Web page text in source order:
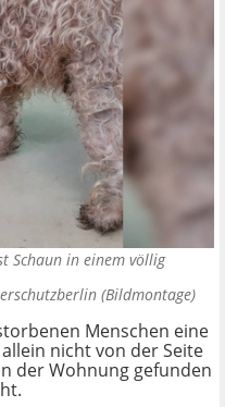
Schaun in einem völlig
(Bildmontage)
Menschen eine
nicht von der Seite
der Wohnung gefunden